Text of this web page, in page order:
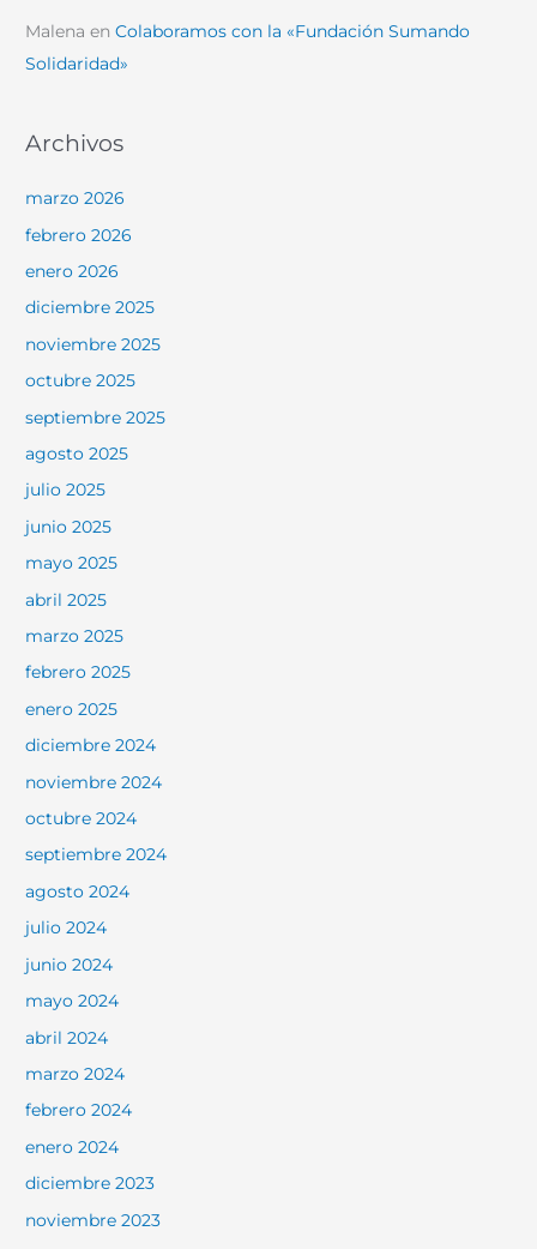
Malena enColaboramos con la «Fundación Sumando
Solidaridad»
Archivos
marzo 2026
febrero 2026
enero 2026
diciembre 2025
noviembre 2025
octubre 2025
septiembre 2025
agosto 2025
julio 2025
junio 2025
mayo 2025
abril 2025
marzo 2025
febrero 2025
enero 2025
diciembre 2024
noviembre 2024
octubre 2024
septiembre 2024
agosto 2024
julio 2024
junio 2024
mayo 2024
abril 2024
marzo 2024
febrero 2024
enero 2024
diciembre 2023
noviembre 2023